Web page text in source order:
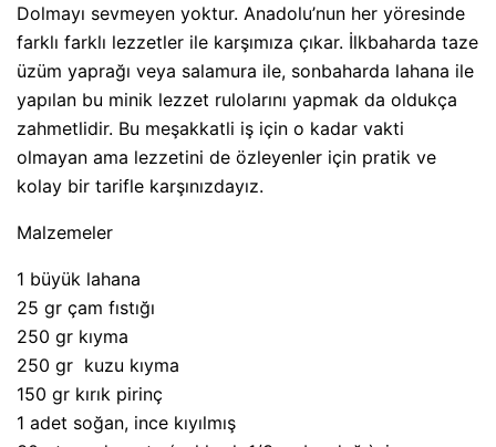
Dolmayı sevmeyen yoktur. Anadolu’nun her yöresinde
farklı farklı lezzetler ile karşımıza çıkar. İlkbaharda taze
üzüm yaprağı veya salamura ile, sonbaharda lahana ile
yapılan bu minik lezzet rulolarını yapmak da oldukça
zahmetlidir. Bu meşakkatli iş için o kadar vakti
olmayan ama lezzetini de özleyenler için pratik ve
kolay bir tarifle karşınızdayız.
Malzemeler
1 büyük lahana
25 gr çam fıstığı
250 gr kıyma
250 gr kuzu kıyma
150 gr kırık pirinç
1 adet soğan, ince kıyılmış